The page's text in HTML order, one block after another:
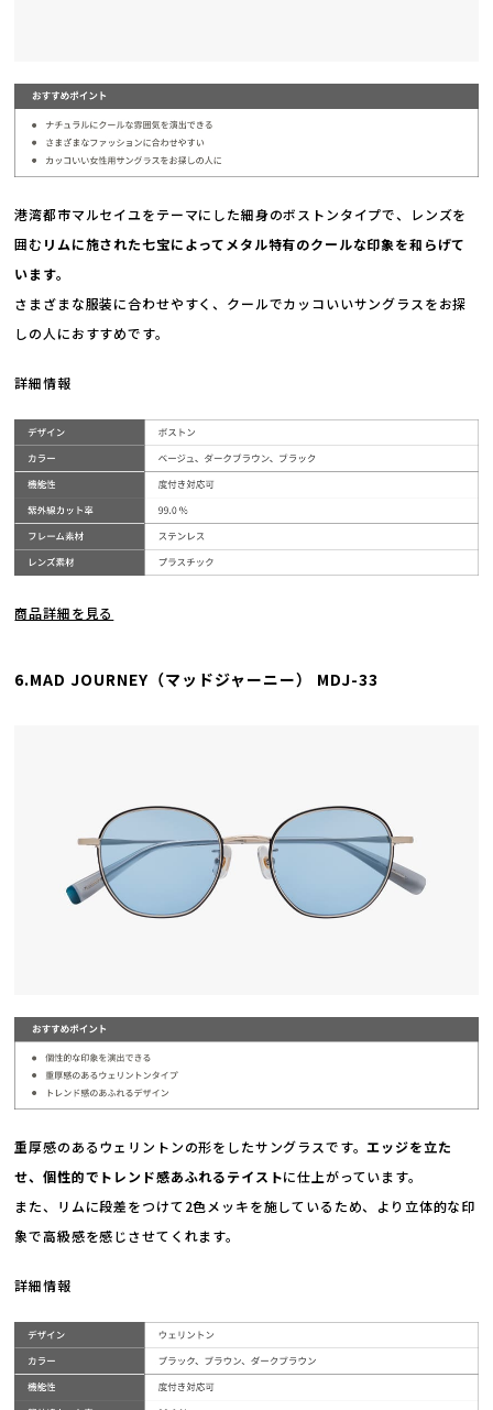
港湾都市マルセイユをテーマにした細身のボストンタイプで、レンズを
囲む リムに施された七宝によってメタル特有のクールな印象を和らげて
います。
さまざまな服装に合わせやすく、クールでカッコいいサングラスをお探
しの人におすすめです。
詳細情報
商品詳細を見る
6.MAD JOURNEY（マッドジャーニー） MDJ-33
重厚感のあるウェリントンの形をしたサングラスです。エッジを立た
せ、個性的でトレンド感あふれるテイストに仕上がっています。
また、リムに段差をつけて2色メッキを施しているため、より立体的な印
象で高級感を感じさせてくれます。
詳細情報